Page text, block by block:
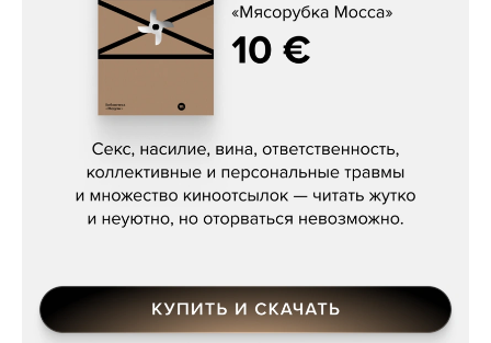
Сергей Кузнецов, «Мясорубка